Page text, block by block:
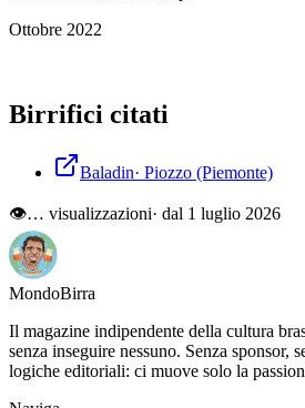
sole, gli ospiti potranno infatti godere di
dell'umanità dell'UNESCO, prima di
Doha, in Qatar, e tornare a Dubai con un
Dubai il 25 marzo 2023,MSC World
Mediterraneo. Nell'estate 2023 offrirà
nei porti italiani di Genova, Napoli e
a Malta, Barcellona in Spagna e Marsiglia
Per maggiori informazioni su
https://www.msccrociere.it/crociere/
europa
MSC WORLD EUROPA